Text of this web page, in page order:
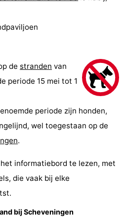
de stranden van
periode 15 mei tot 1
periode zijn honden,
wel toegestaan op de
.
informatiebord te lezen, met
die vaak bij elke
bij Scheveningen